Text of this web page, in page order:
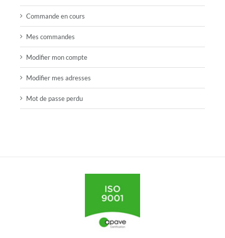
Commande en cours
Mes commandes
Modifier mon compte
Modifier mes adresses
Mot de passe perdu